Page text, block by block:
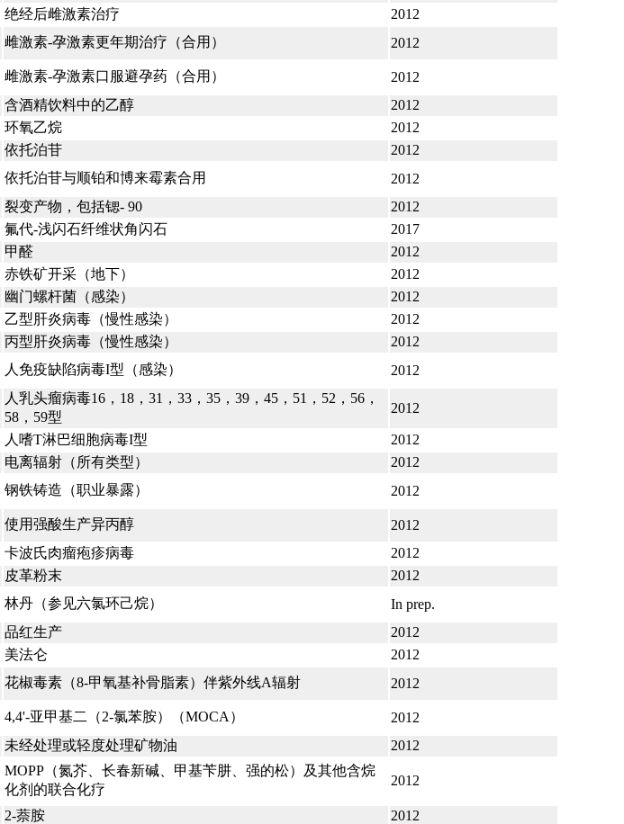
绝经后雌激素治疗
2012
雌激素-孕激素更年期治疗（合用） 2012
雌激素-孕激素口服避孕药（合用）
2012
含酒精饮料中的乙醇
2012
环氧乙烷
2012
依托泊苷
2012
依托泊苷与顺铂和博来霉素合用
2012
裂变产物，包括锶- 90
2012
氟代-浅闪石纤维状角闪石
2017
甲醛
2012
赤铁矿开采（地下）
2012
幽门螺杆菌（感染）
2012
乙型肝炎病毒（慢性感染）
2012
丙型肝炎病毒（慢性感染）
2012
人免疫缺陷病毒I型（感染） 2012
人乳头瘤病毒16，18，31，33，35，39，45，51，52，56，
58，59型
2012
人嗜T淋巴细胞病毒I型
2012
电离辐射（所有类型）
2012
钢铁铸造（职业暴露） 2012
使用强酸生产异丙醇
2012
卡波氏肉瘤疱疹病毒
2012
皮革粉末
2012
林丹（参见六氯环己烷）
In prep.
品红生产
2012
美法仑
2012
花椒毒素（8-甲氧基补骨脂素）伴紫外线A辐射 2012
4,4'-亚甲基二（2-氯苯胺）（MOCA）
2012
未经处理或轻度处理矿物油 2012
MOPP（氮芥、长春新碱、甲基苄肼、强的松）及其他含烷
化剂的联合化疗
2012
2-萘胺
2012